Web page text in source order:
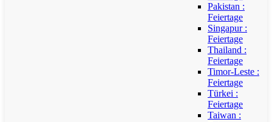
Pakistan :
Feiertage
Singapur :
Feiertage
Thailand :
Feiertage
Timor-Leste :
Feiertage
Türkei :
Feiertage
Taiwan :